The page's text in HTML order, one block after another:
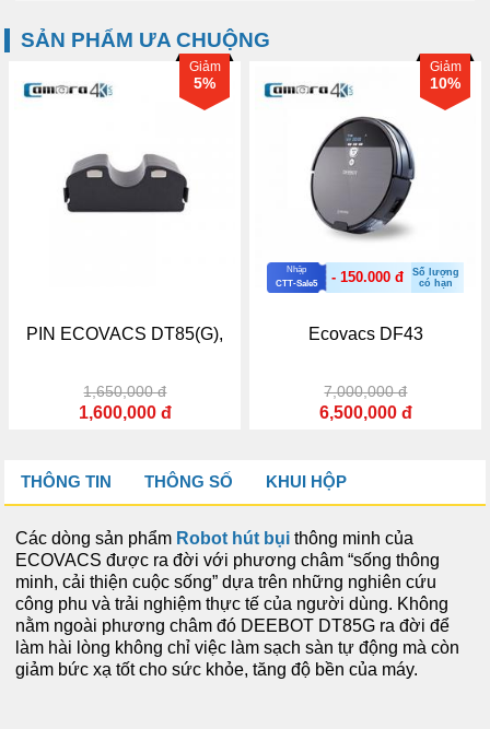
SẢN PHẨM ƯA CHUỘNG
ECOVACS DT85(G),
1,650,000 đ
1,600,000 đ
CTT-Sale5
- 150.000 đ
Số lượng
có hạn
Ecovacs DF43
7,000,000 đ
6,500,000 đ
THÔNG TIN THÔNG SỐ KHUI HỘP
Các dòng sản phẩm Robot hút bụi thông minh của
ECOVACS được ra đời với phương châm “sống thông
minh, cải thiện cuộc sống” dựa trên những nghiên cứu
công phu và trải nghiệm thực tế của người dùng. Không
nằm ngoài phương châm đó DEEBOT DT85G ra đời để
làm hài lòng không chỉ việc làm sạch sàn tự động mà còn
giảm bức xạ tốt cho sức khỏe, tăng độ bền của máy.